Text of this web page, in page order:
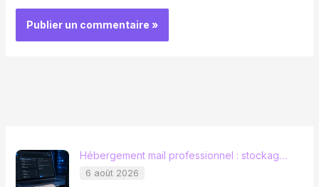
Hébergement mail professionnel : stockag…
6 août 2026